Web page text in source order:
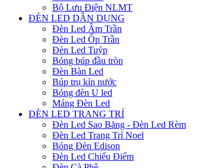
Bộ Lưu Điện NLMT
ĐÈN LED DÂN DỤNG
Đèn Led Âm Trần
Đèn Led Ốp Trần
Đèn Led Tuýp
Bóng búp đầu tròn
Đèn Bàn Led
Búp trụ kín nước
Bóng đèn U led
Máng Đèn Led
ĐÈN LED TRANG TRÍ
Đèn Led Sao Băng - Đèn Led Rèm
Đèn Led Trang Trí Noel
Bóng Đèn Edison
Đèn Led Chiếu Điểm